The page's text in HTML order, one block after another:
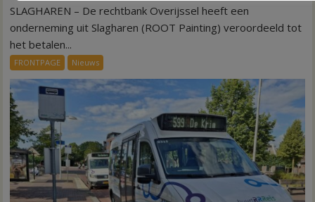
75.000
werknemers
SLAGHAREN – De rechtbank Overijssel heeft een
onderneming uit Slagharen (ROOT Painting) veroordeeld tot
het betalen...
FRONTPAGE Nieuws